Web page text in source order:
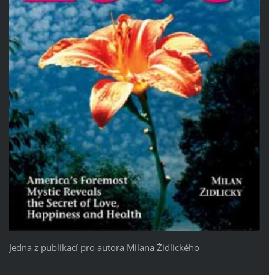
Jedna z publikací pro autora Milana Židlického